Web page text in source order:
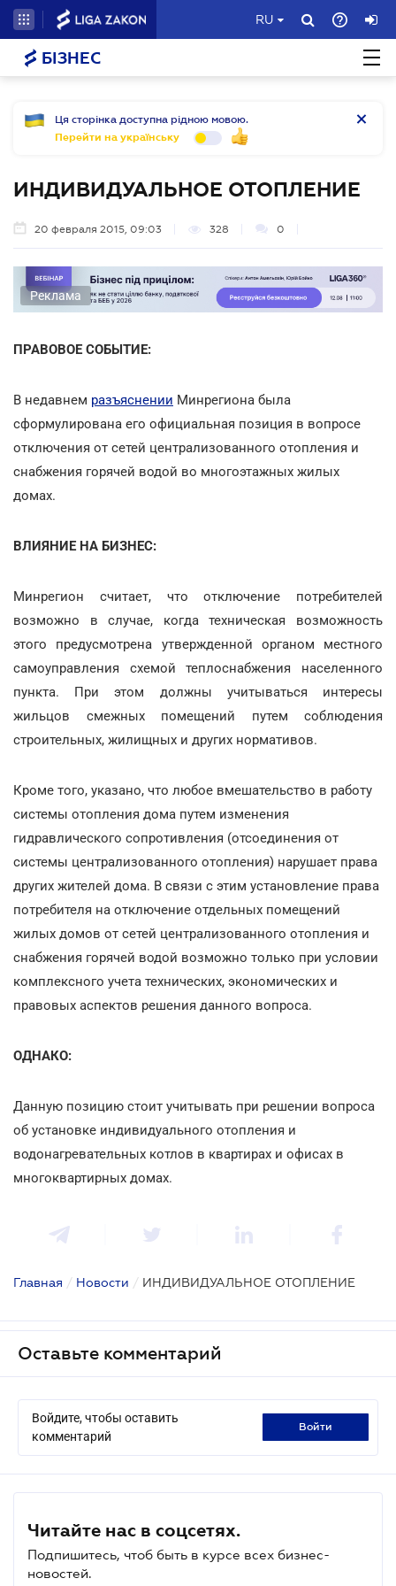
RU
БІЗНЕС
Ця сторінка доступна рідною мовою.
Перейти на українську
ИНДИВИДУАЛЬНОЕ ОТОПЛЕНИЕ
20 февраля 2015, 09:03 328 0
Реклама
ПРАВОВОЕ СОБЫТИЕ:
В недавнем разъяснении Минрегиона была
сформулирована его официальная позиция в вопросе
отключения от сетей централизованного отопления и
снабжения горячей водой во многоэтажных жилых
домах.
ВЛИЯНИЕ НА БИЗНЕС:
Минрегион считает, что отключение потребителей
возможно в случае, когда техническая возможность
этого предусмотрена утвержденной органом местного
самоуправления схемой теплоснабжения населенного
пункта. При этом должны учитываться интересы
жильцов смежных помещений путем соблюдения
строительных, жилищных и других нормативов.
Кроме того, указано, что любое вмешательство в работу
системы отопления дома путем изменения
гидравлического сопротивления (отсоединения от
системы централизованного отопления) нарушает права
других жителей дома. В связи с этим установление права
потребителя на отключение отдельных помещений
жилых домов от сетей централизованного отопления и
снабжения горячей водой возможно только при условии
комплексного учета технических, экономических и
правовых аспектов решения данного вопроса.
ОДНАКО:
Данную позицию стоит учитывать при решении вопроса
об установке индивидуального отопления и
водонагревательных котлов в квартирах и офисах в
многоквартирных домах.
Главная / Новости / ИНДИВИДУАЛЬНОЕ ОТОПЛЕНИЕ
Оставьте комментарий
Войдите, чтобы оставить
комментарий
войти
Читайте нас в соцсетях.
Подпишитесь, чтоб быть в курсе всех бизнес-
новостей.